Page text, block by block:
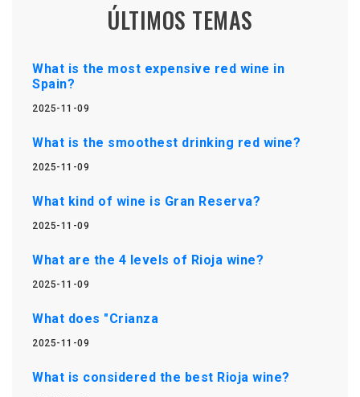
ÚLTIMOS TEMAS
What is the most expensive red wine in
Spain?
2025-11-09
What is the smoothest drinking red wine?
2025-11-09
What kind of wine is Gran Reserva?
2025-11-09
What are the 4 levels of Rioja wine?
2025-11-09
What does "Crianza
2025-11-09
What is considered the best Rioja wine?